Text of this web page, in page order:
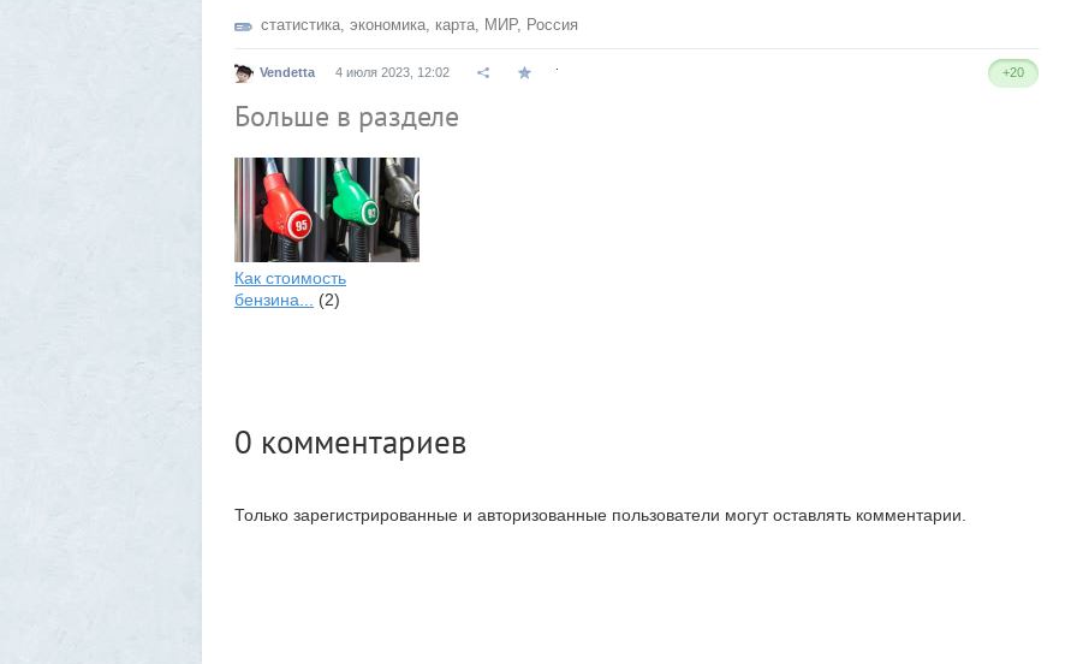
статистика, экономика, карта, МИР, Россия
Vendetta 4 июля 2023, 12:02 +20
Больше в разделе
Как стоимость
бензина...
(2)
0 комментариев
Только зарегистрированные и авторизованные пользователи могут оставлять комментарии.